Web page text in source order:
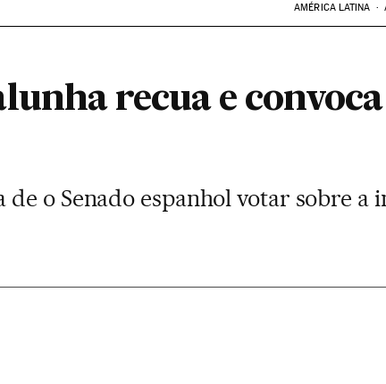
AMÉRICA LATINA
recua e
de o Senado espanhol votar sobre a